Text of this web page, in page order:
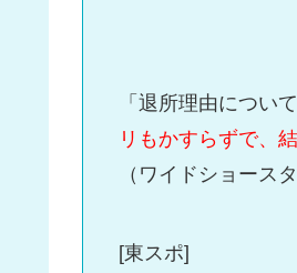
「退所理由につい
リもかすらずで、
（ワイドショース
[東スポ]